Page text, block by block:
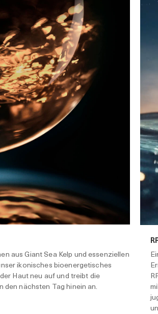
aus Giant Sea Kelp und essenziellen
ikonisches bioenergetisches
Haut neu auf und treibt die
den nächsten Tag hinein an.